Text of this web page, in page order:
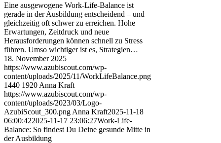
Eine ausgewogene Work-Life-Balance ist
gerade in der Ausbildung entscheidend – und
gleichzeitig oft schwer zu erreichen. Hohe
Erwartungen, Zeitdruck und neue
Herausforderungen können schnell zu Stress
führen. Umso wichtiger ist es, Strategien…
18. November 2025
https://www.azubiscout.com/wp-
content/uploads/2025/11/WorkLifeBalance.png
1440 1920 Anna Kraft
https://www.azubiscout.com/wp-
content/uploads/2023/03/Logo-
AzubiScout_300.png Anna Kraft2025-11-18
06:00:422025-11-17 23:06:27Work-Life-
Balance: So findest Du Deine gesunde Mitte in
der Ausbildung